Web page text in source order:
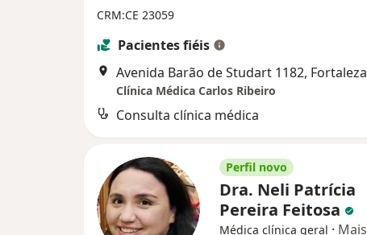
CRM:CE 23059
Pacientes fiéis
Avenida Barão de Studart 1182, Fortaleza
Clínica Médica Carlos Ribeiro
Consulta clínica médica
Perfil novo
Dra. Neli Patrícia
Pereira Feitosa
Médica clínica geral · Mais